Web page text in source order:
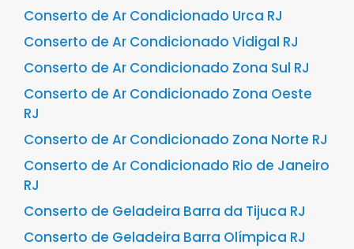
Conserto de Ar Condicionado Urca RJ
Conserto de Ar Condicionado Vidigal RJ
Conserto de Ar Condicionado Zona Sul RJ
Conserto de Ar Condicionado Zona Oeste
RJ
Conserto de Ar Condicionado Zona Norte RJ
Conserto de Ar Condicionado Rio de Janeiro
RJ
Conserto de Geladeira Barra da Tijuca RJ
Conserto de Geladeira Barra Olímpica RJ